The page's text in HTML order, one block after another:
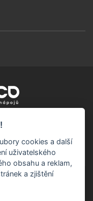
cookies a další
uživatelského
obsahu a reklam,
a zjištění